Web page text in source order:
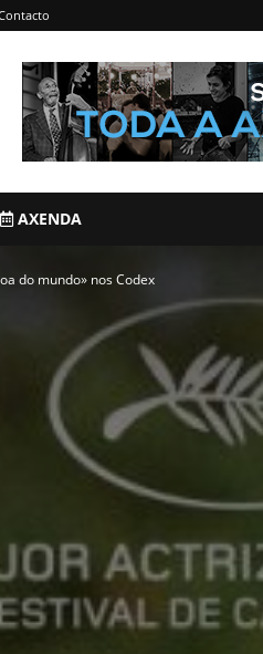
AXENDA
do mundo» nos Codex